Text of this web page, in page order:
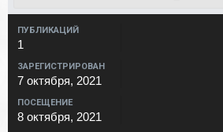
ПУБЛИКАЦИЙ
1
ЗАРЕГИСТРИРОВАН
7 октября, 2021
ПОСЕЩЕНИЕ
8 октября, 2021